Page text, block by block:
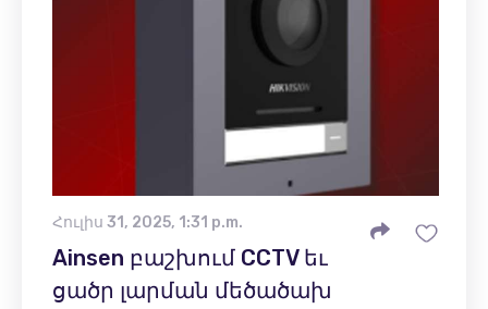
Հուլիս 31, 2025, 1:31 p.m.
Ainsen բաշխում CCTV եւ
ցածր լարման մեծածախ